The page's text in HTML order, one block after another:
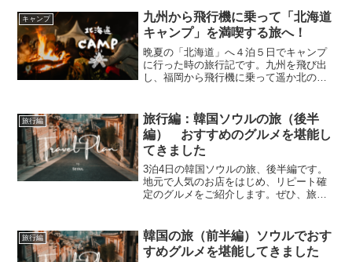
と
つ
だ
叶
え
て
く
鳥
キャンプ
九州から飛行機に乗って「北海道
キャンプ」を満喫する旅へ！
晩夏の「北海道」へ４泊５日でキャンプ
に行った時の旅行記です。九州を飛び出
し、福岡から飛行機に乗って遥か北の大
す。苫小牧から富良野まで、正直、運転
はかなり大変でしたが、広大...
旅行編
旅行編：韓国ソウルの旅（後半
編） おすすめのグルメを堪能し
てきました
3泊4日の韓国ソウルの旅、後半編です。
地元で人気のお店をはじめ、リピート確
定のグルメをご紹介します。ぜひ、旅の
が便利です。コネストは韓国の旅行ガイ
ド、グルメ情報、最新イ...
旅行編
韓国の旅（前半編）ソウルでおす
すめグルメを堪能してきました